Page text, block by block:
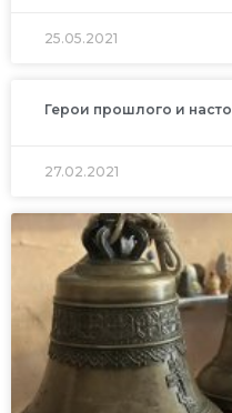
25.05.2021
Герои прошлого и
27.02.2021